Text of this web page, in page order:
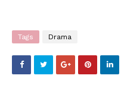
Tags Drama